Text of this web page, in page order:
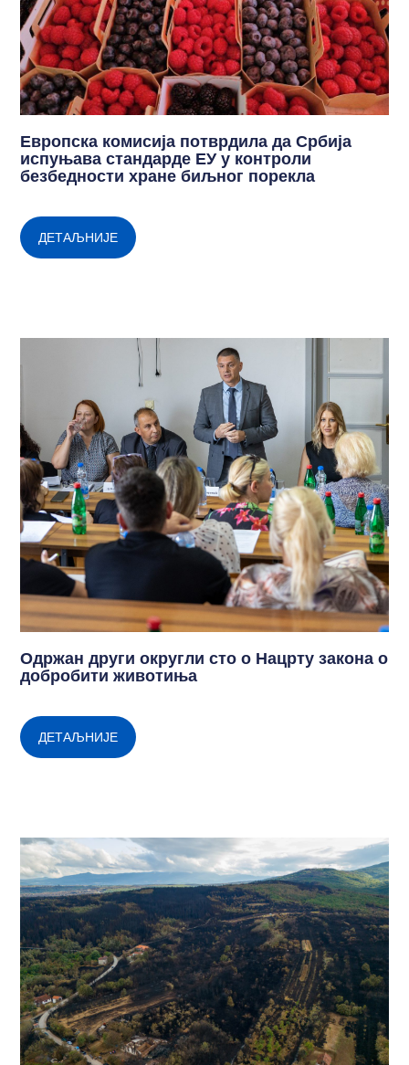
Европска комисија потврдила да Србија
испуњава стандарде ЕУ у контроли
безбедности хране биљног порекла
ДЕТАЉНИЈЕ
Одржан други округли сто о Нацрту закона о
добробити животиња
ДЕТАЉНИЈЕ